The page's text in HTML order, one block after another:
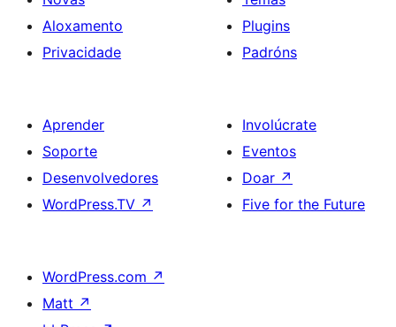
Aloxamento
Privacidade
Plugins
Padróns
Aprender
Soporte
Desenvolvedores
WordPress.TV ↗
Involúcrate
Eventos
Doar ↗
Five for the Future
WordPress.com ↗
Matt ↗